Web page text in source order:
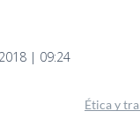
| 09:24
Ética y